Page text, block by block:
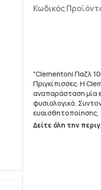
Κωδικός
"Clementoni Παζλ
Πριγκίπισσες. Η
αναπαράσταση μία
φυσιολογικό.
ευαισθητοποίησης,
χρήση
από τυχόν συστατικά που
Δείτε όλη την